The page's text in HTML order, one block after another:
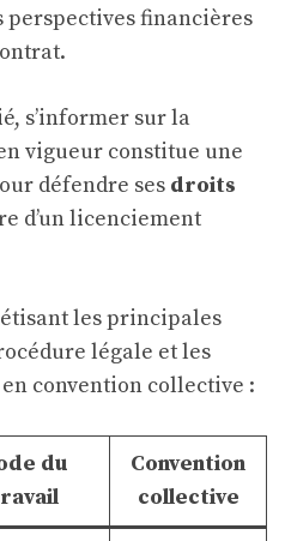
perspectives financières
s’informer sur la
vigueur constitue une
défendre ses droits
d’un licenciement
les principales
légale et les
convention collective :
du
Convention
collective